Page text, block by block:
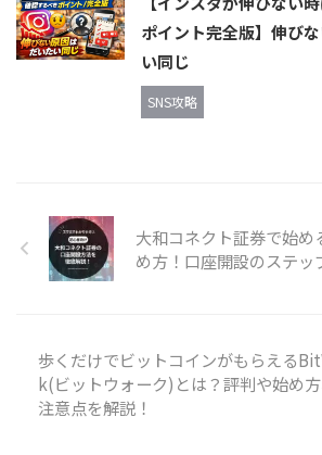
ポイント完全版】伸び
い同じ
SNS攻略
大和コネクト証券で始
め方！口座開設のステッ
歩くだけでビットコインがもらえる
k(ビットウォーク)とは？評判や始め方
注意点を解説！